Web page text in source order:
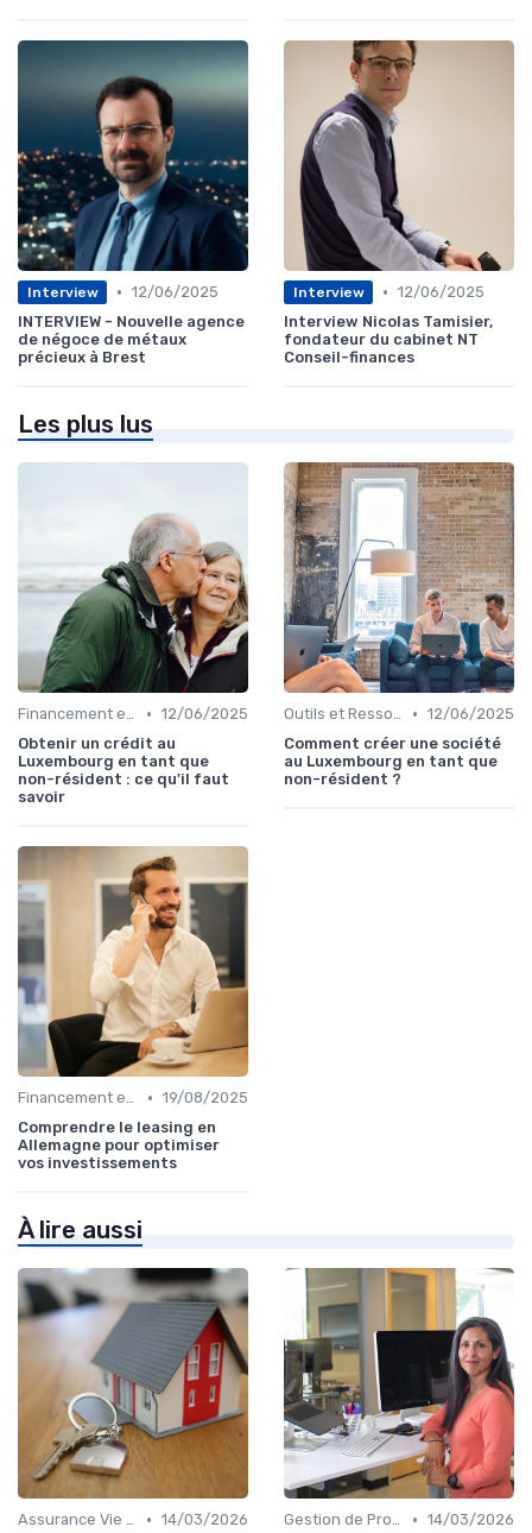
Interview • 12/06/2025
INTERVIEW - Nouvelle agence
de négoce de métaux
précieux à Brest
Interview • 12/06/2025
Interview Nicolas Tamisier,
fondateur du cabinet NT
Conseil-finances
Les plus lus
Financement et Prêts Immobiliers • 12/06/2025
Obtenir un crédit au
Luxembourg en tant que
non-résident : ce qu'il faut
savoir
Outils et Ressources Financières • 12/06/2025
Comment créer une société
au Luxembourg en tant que
non-résident ?
Financement et Prêts Immobiliers • 19/08/2025
Comprendre le leasing en
Allemagne pour optimiser
vos investissements
À lire aussi
Assurance Vie et Épargne • 14/03/2026
Gestion de Propriété • 14/03/2026